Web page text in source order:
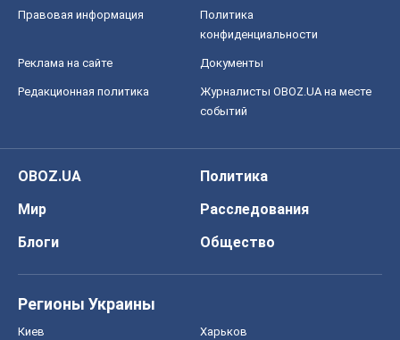
Правовая информация
Политика
конфиденциальности
Реклама на сайте Документы
Редакционная политика
Журналисты OBOZ.UA на месте
событий
OBOZ.UA
Политика
Мир
Расследования
Блоги
Общество
Регионы Украины
Киев Харьков